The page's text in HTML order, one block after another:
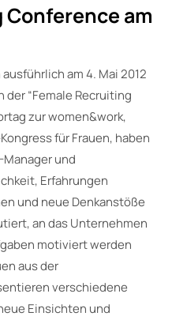
am
am 4. Mai 2012
der “Female Recruiting
zur women&work,
für Frauen, haben
und
Erfahrungen
und neue Denkanstöße
an das Unternehmen
motiviert werden
aus der
verschiedene
Einsichten und